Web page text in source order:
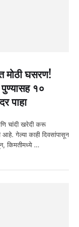
मोठी घसरण!
१०
पाहा
चांदी खरेदी करू
आहे. गेल्या काही दिवसांपासून
किमतीमध्ये …